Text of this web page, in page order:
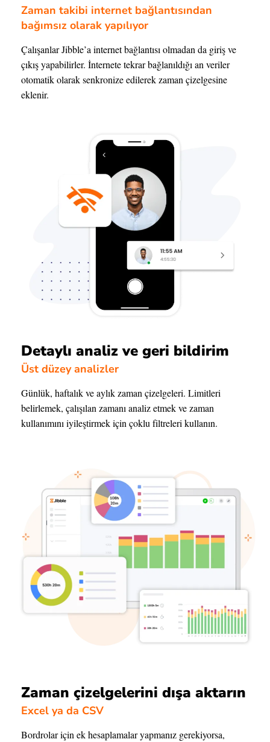
Zaman takibi internet bağlantısından
bağımsız olarak yapılıyor
Çalışanlar Jibble’a internet bağlantısı olmadan da giriş ve
çıkış yapabilirler. İnternete tekrar bağlanıldığı an veriler
otomatik olarak senkronize edilerek zaman çizelgesine
eklenir.
Detaylı analiz ve geri bildirim
Üst düzey analizler
Günlük, haftalık ve aylık zaman çizelgeleri. Limitleri
belirlemek, çalışılan zamanı analiz etmek ve zaman
kullanımını iyileştirmek için çoklu filtreleri kullanın.
Zaman çizelgelerini dışa aktarın
Excel ya da CSV
Bordrolar için ek hesaplamalar yapmanız gerekiyorsa,